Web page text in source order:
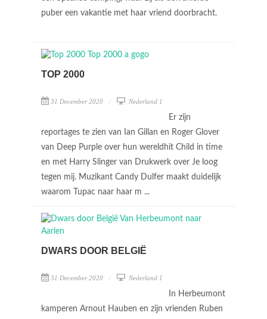
puber een vakantie met haar vriend doorbracht.
TOP 2000
31 December 2020 Nederland 1
Er zijn
reportages te zien van Ian Gillan en Roger Glover
van Deep Purple over hun wereldhit Child in time
en met Harry Slinger van Drukwerk over Je loog
tegen mij. Muzikant Candy Dulfer maakt duidelijk
waarom Tupac naar haar m ...
DWARS DOOR BELGIË
31 December 2020 Nederland 1
In Herbeumont
kamperen Arnout Hauben en zijn vrienden Ruben